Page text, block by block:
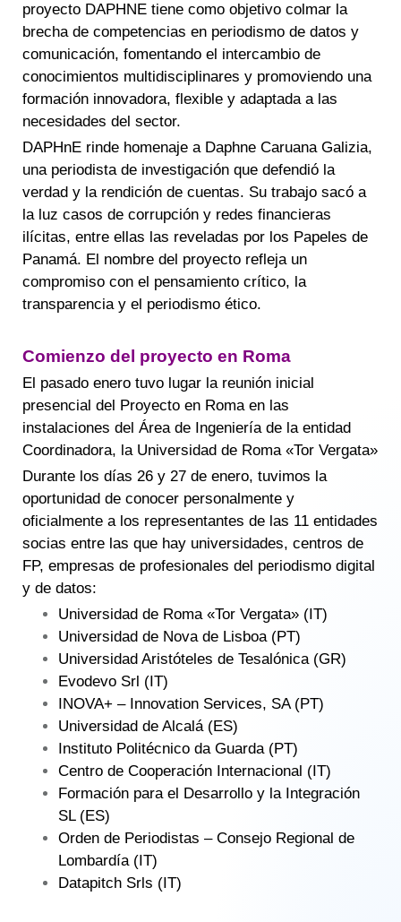
proyecto DAPHNE tiene como objetivo colmar la
brecha de competencias en periodismo de datos y
comunicación, fomentando el intercambio de
conocimientos multidisciplinares y promoviendo una
formación innovadora, flexible y adaptada a las
necesidades del sector.
DAPHnE rinde homenaje a Daphne Caruana Galizia,
una periodista de investigación que defendió la
verdad y la rendición de cuentas. Su trabajo sacó a
la luz casos de corrupción y redes financieras
ilícitas, entre ellas las reveladas por los Papeles de
Panamá. El nombre del proyecto refleja un
compromiso con el pensamiento crítico, la
transparencia y el periodismo ético.
Comienzo del proyecto en Roma
El pasado enero tuvo lugar la reunión inicial
presencial del Proyecto en Roma en las
instalaciones del Área de Ingeniería de la entidad
Coordinadora, la Universidad de Roma «Tor Vergata»
Durante los días 26 y 27 de enero, tuvimos la
oportunidad de conocer personalmente y
oficialmente a los representantes de las 11 entidades
socias entre las que hay universidades, centros de
FP, empresas de profesionales del periodismo digital
y de datos:
Universidad de Roma «Tor Vergata» (IT)
Universidad de Nova de Lisboa (PT)
Universidad Aristóteles de Tesalónica (GR)
Evodevo Srl (IT)
INOVA+ – Innovation Services, SA (PT)
Universidad de Alcalá (ES)
Instituto Politécnico da Guarda (PT)
Centro de Cooperación Internacional (IT)
Formación para el Desarrollo y la Integración
SL (ES)
Orden de Periodistas – Consejo Regional de
Lombardía (IT)
Datapitch Srls (IT)